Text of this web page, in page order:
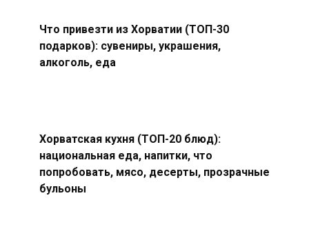
Что привезти из Хорватии (ТОП-30
подарков): сувениры, украшения,
алкоголь, еда
Хорватская кухня (ТОП-20 блюд):
национальная еда, напитки, что
попробовать, мясо, десерты, прозрачные
бульоны